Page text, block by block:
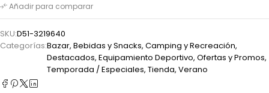
Añadir para comparar
SKU:D51-3219640
Categorías:Bazar, Bebidas y Snacks, Camping y Recreación,
Destacados, Equipamiento Deportivo, Ofertas y Promos,
Temporada / Especiales, Tienda, Verano